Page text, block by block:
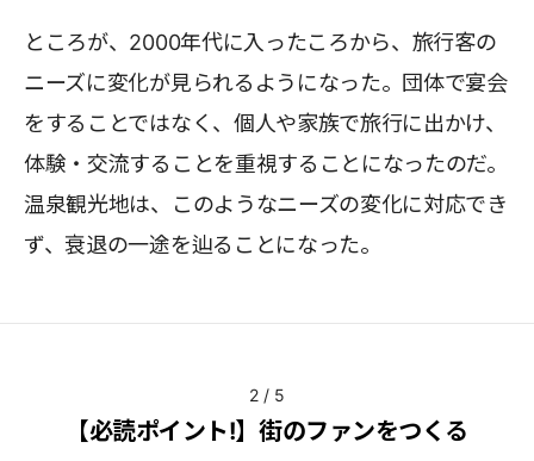
ところが、2000年代に入ったころから、旅行客の
ニーズに変化が見られるようになった。団体で宴会
をすることではなく、個人や家族で旅行に出かけ、
体験・交流することを重視することになったのだ。
温泉観光地は、このようなニーズの変化に対応でき
ず、衰退の一途を辿ることになった。
2 / 5
【必読ポイント!】街のファンをつくる